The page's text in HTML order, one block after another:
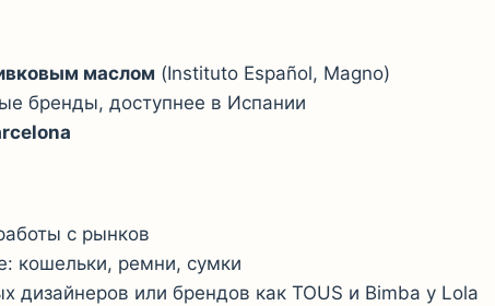
маслом (Instituto Español, Magno)
бренды, доступнее в Испании
с рынков
кошельки, ремни, сумки
или брендов как TOUS и Bimba y Lola